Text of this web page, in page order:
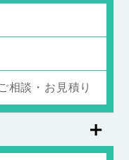
相談・お見積り